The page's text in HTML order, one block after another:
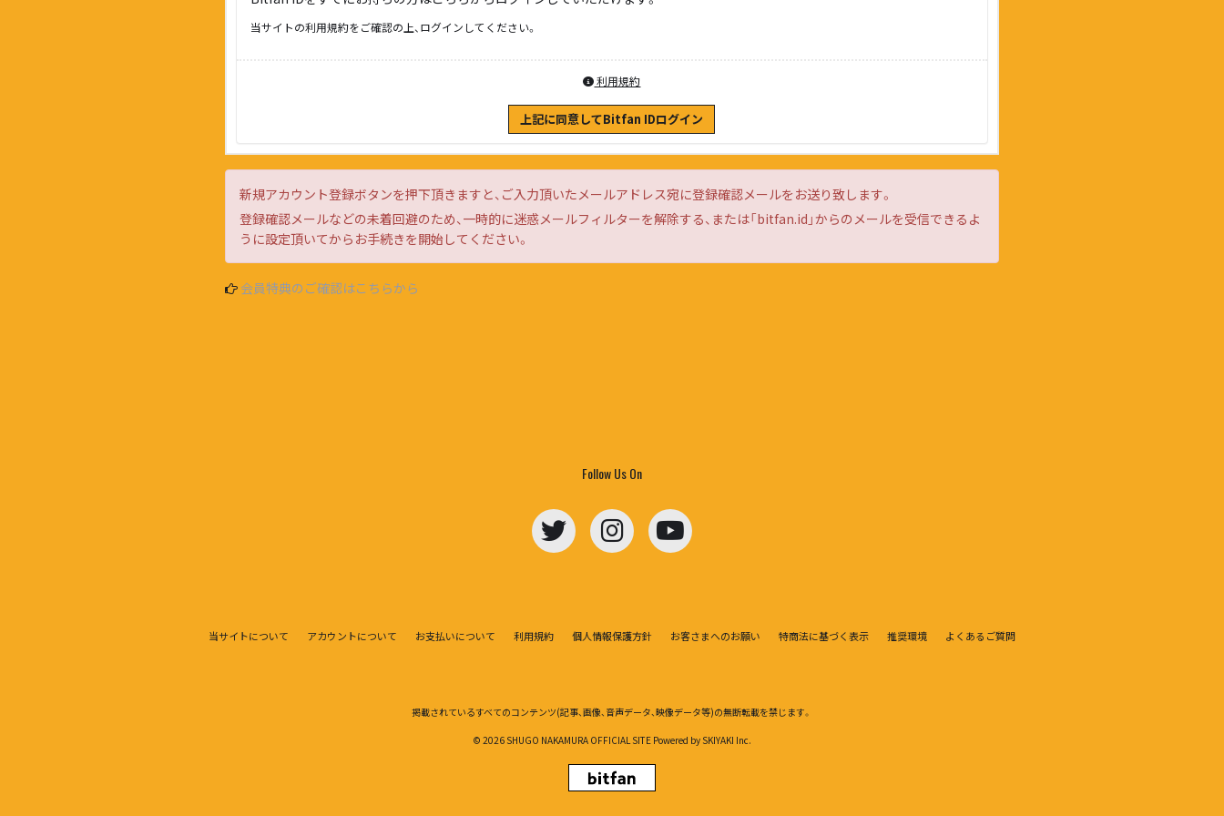
当サイトの利用規約をご確認の上、ログインしてください。
利用規約
上記に同意してBitfan IDログイン
新規アカウント登録ボタンを押下頂きますと、ご入力頂いたメールアドレス宛に登録確認メールをお送り致します。
登録確認メールなどの未着回避のため、一時的に迷惑メールフィルターを解除する、または「bitfan.id」からのメールを受信できるよ
うに設定頂いてからお手続きを開始してください。
会員特典のご確認はこちらから
Follow Us On
当サイトについて アカウントについて お支払いについて 利用規約 個人情報保護方針 お客さまへのお願い 特商法に基づく表示 推奨環境 よくあるご質問
掲載されているすべてのコンテンツ(記事、画像、音声データ、映像データ等)の無断転載を禁じます。
© 2026 SHUGO NAKAMURA OFFICIAL SITE Powered by SKIYAKI Inc.